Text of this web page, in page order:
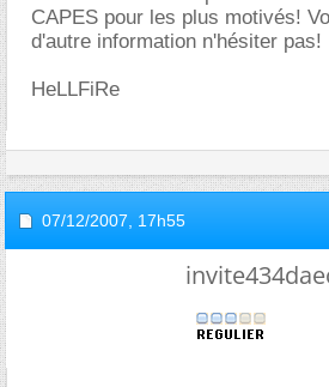
CAPES pour les plus motivés!
d'autre information n'hésiter pas!
HeLLFiRe
07/12/2007, 17h55